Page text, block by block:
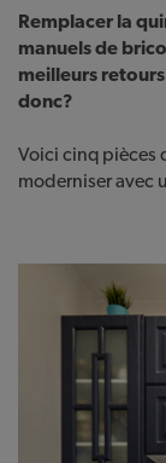
Remplacer la
manuels de
meilleurs
donc?
Voici cinq pièces
moderniser avec